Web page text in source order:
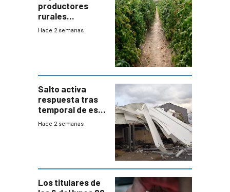
productores
rurales
afectados tras
Hace 2 semanas
Salto activa
respuesta tras
temporal de este
sábado con
Hace 2 semanas
Los titulares de